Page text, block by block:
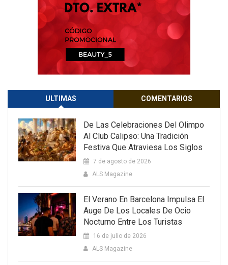
ULTIMAS COMENTARIOS
De Las Celebraciones Del Olimpo
Al Club Calipso: Una Tradición
Festiva Que Atraviesa Los Siglos
7 de agosto de 2026
ALS Magazine
El Verano En Barcelona Impulsa El
Auge De Los Locales De Ocio
Nocturno Entre Los Turistas
16 de julio de 2026
ALS Magazine